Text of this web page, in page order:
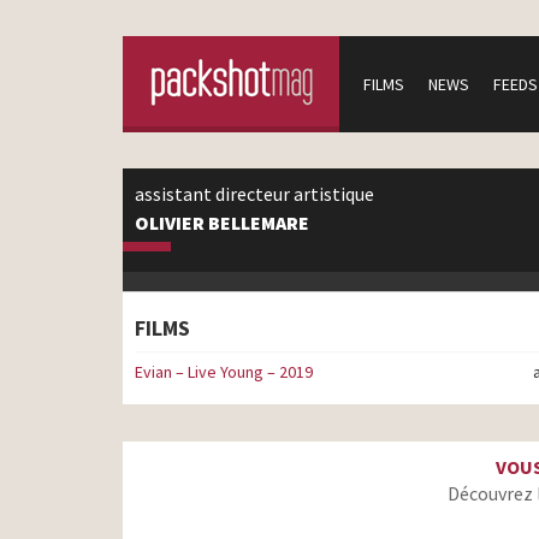
FILMS NEWS FEEDS
assistant directeur artistique
OLIVIER BELLEMARE
FILMS
Evian – Live Young – 2019
Découvrez